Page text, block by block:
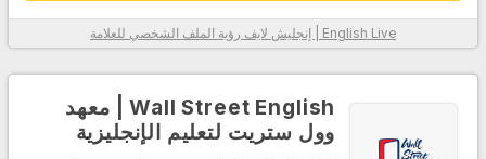
English Live | إنجليش لايف رؤية الملف الشخصي للعلامة
Wall Street English | معهد
وول ستريت لتعليم الإنجليزية